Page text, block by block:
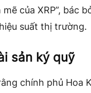
của XRP”, bác
suất thị trường.
sản ký quỹ
chính phủ Hoa